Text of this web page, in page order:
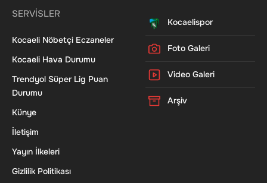
SERVİSLER
Kocaeli Nöbetçi Eczaneler
Kocaeli Hava Durumu
Trendyol Süper Lig Puan
Durumu
Künye
İletişim
Yayın İlkeleri
Gizlilik Politikası
Kocaelispor
Foto Galeri
Video Galeri
Arşiv